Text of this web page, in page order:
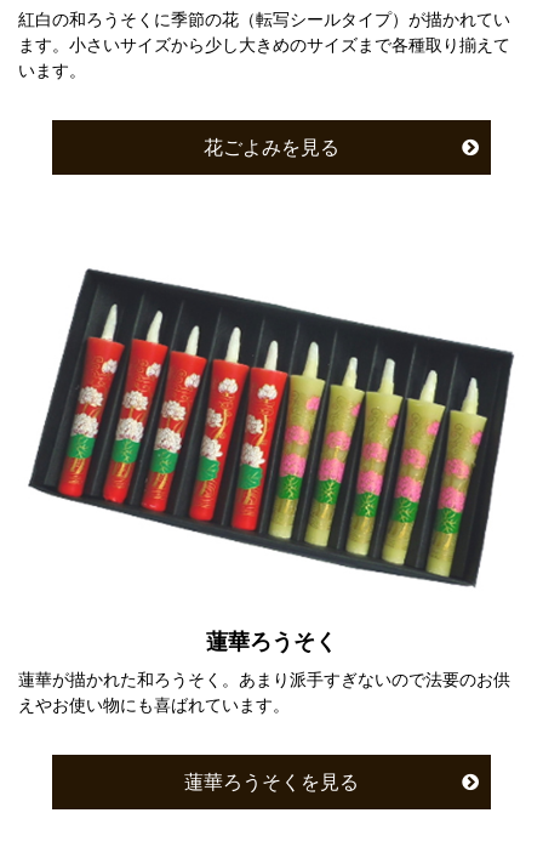
紅白の和ろうそくに季節の花（転写シールタイプ）が描かれてい
ます。小さいサイズから少し大きめのサイズまで各種取り揃えて
います。
花ごよみを見る
蓮華ろうそく
蓮華が描かれた和ろうそく。あまり派手すぎないので法要のお供
えやお使い物にも喜ばれています。
蓮華ろうそくを見る